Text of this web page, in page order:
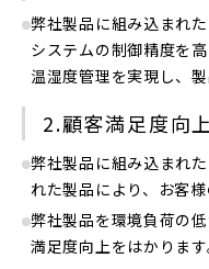
弊社製品に組み込まれ
システムの制御精度を
温湿度管理を実現し、
2.顧客満足度向上
弊社製品に組み込まれ
れた製品により、お客
弊社製品を環境負荷の
満足度向上をはかります